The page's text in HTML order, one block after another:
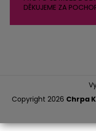
DĚKUJEME ZA
Copyright 2026 Chrpa